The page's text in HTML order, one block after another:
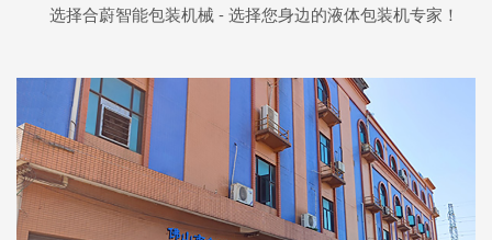
选择合蔚智能包装机械 - 选择您身边的液体包装机专家！